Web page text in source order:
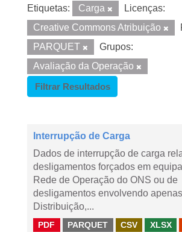
Etiquetas: Carga
Licenças:
Creative Commons Atribuição
PARQUET
Grupos:
Avaliação da Operação
Filtrar Resultados
Interrupção de Carga
Dados de interrupção de carga
desligamentos forçados em
Rede de Operação do ONS ou de
desligamentos envolvendo
Distribuição,...
PDF PARQUET CSV XLSX